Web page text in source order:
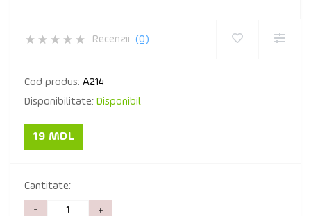
Recenzii: (0)
Cod produs: A214
Disponibilitate: Disponibil
19 MDL
Cantitate:
- +